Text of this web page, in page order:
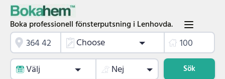
Boka professionell fönsterputsning i Lenhovda.
Choose
Välj
Nej Sök